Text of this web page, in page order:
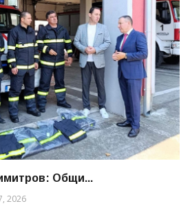
Общи...
2026